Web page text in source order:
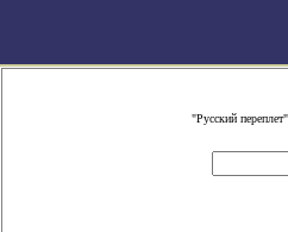
"Русский